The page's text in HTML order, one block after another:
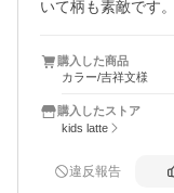
購入した商品
カラー/吉祥文様
購入したストア
kids latte
違反報告